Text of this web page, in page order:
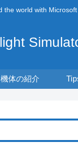
the world with
体の紹介